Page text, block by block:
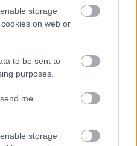
storage
on web or
to be sent to
purposes.
me
storage
hanem az okosan működő